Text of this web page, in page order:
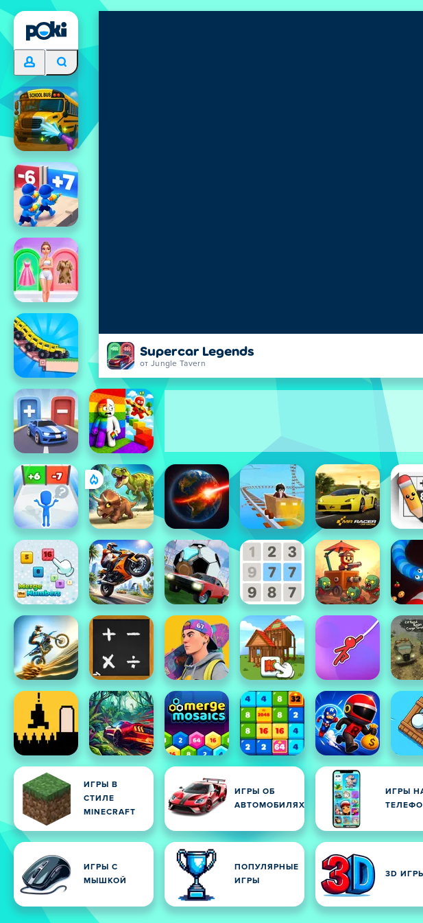
Supercar Legends
от Jungle Tavern
ИГРЫ В
СТИЛЕ
MINECRAFT
ИГРЫ ОБ
АВТОМОБИЛЯХ
ИГРЫ
ИГРЫ С
МЫШКОЙ
ПОПУЛЯРНЫЕ
ИГРЫ
3D ИГРЫ